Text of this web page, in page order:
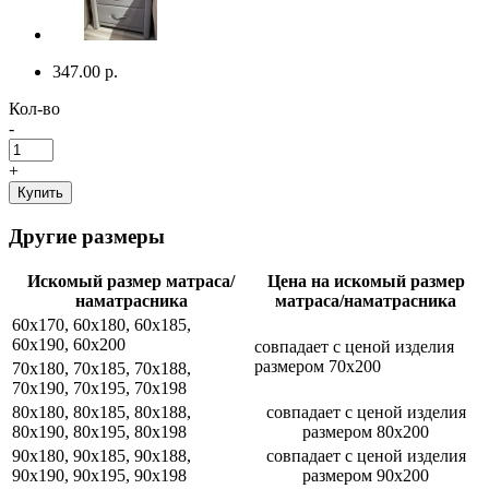
347.00 р.
Кол-во
-
+
Купить
Другие размеры
Искомый размер матраса/
наматрасника
Цена на искомый размер
матраса/наматрасника
60x170, 60x180, 60x185,
60x190, 60x200
совпадает с ценой изделия
размером 70x200
70x180, 70x185, 70x188,
70x190, 70x195, 70x198
80x180, 80x185, 80x188,
80x190, 80x195, 80x198
совпадает с ценой изделия
размером 80x200
90x180, 90x185, 90x188,
90x190, 90x195, 90x198
совпадает с ценой изделия
размером 90x200